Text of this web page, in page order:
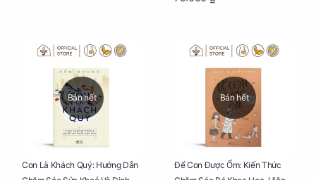
Bán hết
Con Là Khách Quý: Hướng Dẫn
Bán hết
Để Con Được Ốm: Kiến Thức